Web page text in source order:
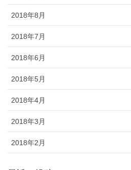
2018年8月
2018年7月
2018年6月
2018年5月
2018年4月
2018年3月
2018年2月